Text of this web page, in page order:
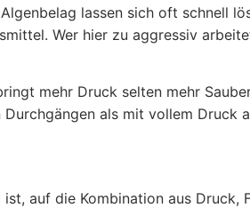
lassen sich oft schnell
Wer hier zu aggressiv
mehr Druck selten mehr
als mit vollem Druck
auf die Kombination aus Druck,